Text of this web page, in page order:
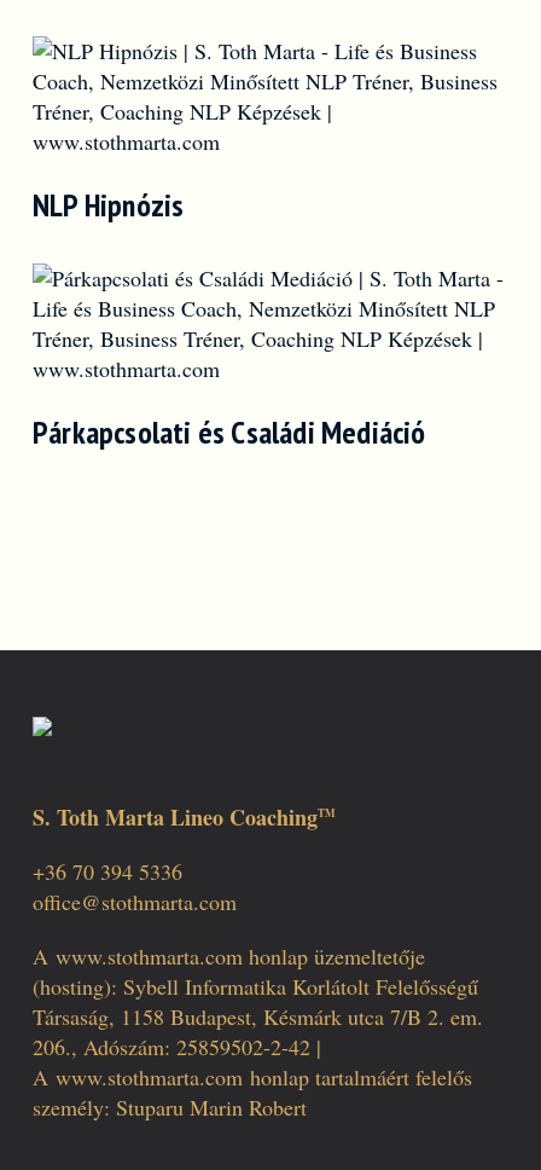
NLP Hipnózis
Párkapcsolati és Családi Mediáció
S. Toth Marta Lineo CoachingTM
+36 70 394 5336
office@stothmarta.com
A www.stothmarta.comhonlap üzemeltetője
(hosting): Sybell Informatika Korlátolt Felelősségű
Társaság, 1158 Budapest, Késmárk utca 7/B 2. em.
206., Adószám: 25859502-2-42 |
A www.stothmarta.comhonlap tartalmáért felelős
személy: Stuparu Marin Robert